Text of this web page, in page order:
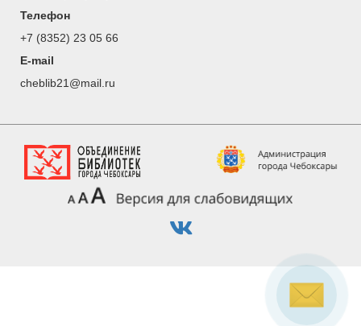
Телефон
+7 (8352) 23 05 66
E-mail
cheblib21@mail.ru